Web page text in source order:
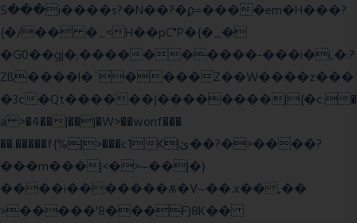
���5i����s?�N��?�ϼ=����em�H���?
{�/�� �_<H��pC"P�{�_�
�G0��gj�;����������-���i�i,�:?
Zß����l�`����Z��W����z���
�3c�Qt������ן��������|{�c:�
a >�4��|��|�W>��wonf���
��.�����f{%|>���c1K|ئ��?�>����?
���m���|<�>~��|�}
����i�������ѫ�V~��.x�� ,��
>�����'8���F)8K��